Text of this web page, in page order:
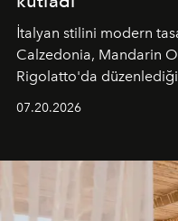
İtalyan stilini modern
Calzedonia, Mandarin
Rigolatto'da
07.20.2026